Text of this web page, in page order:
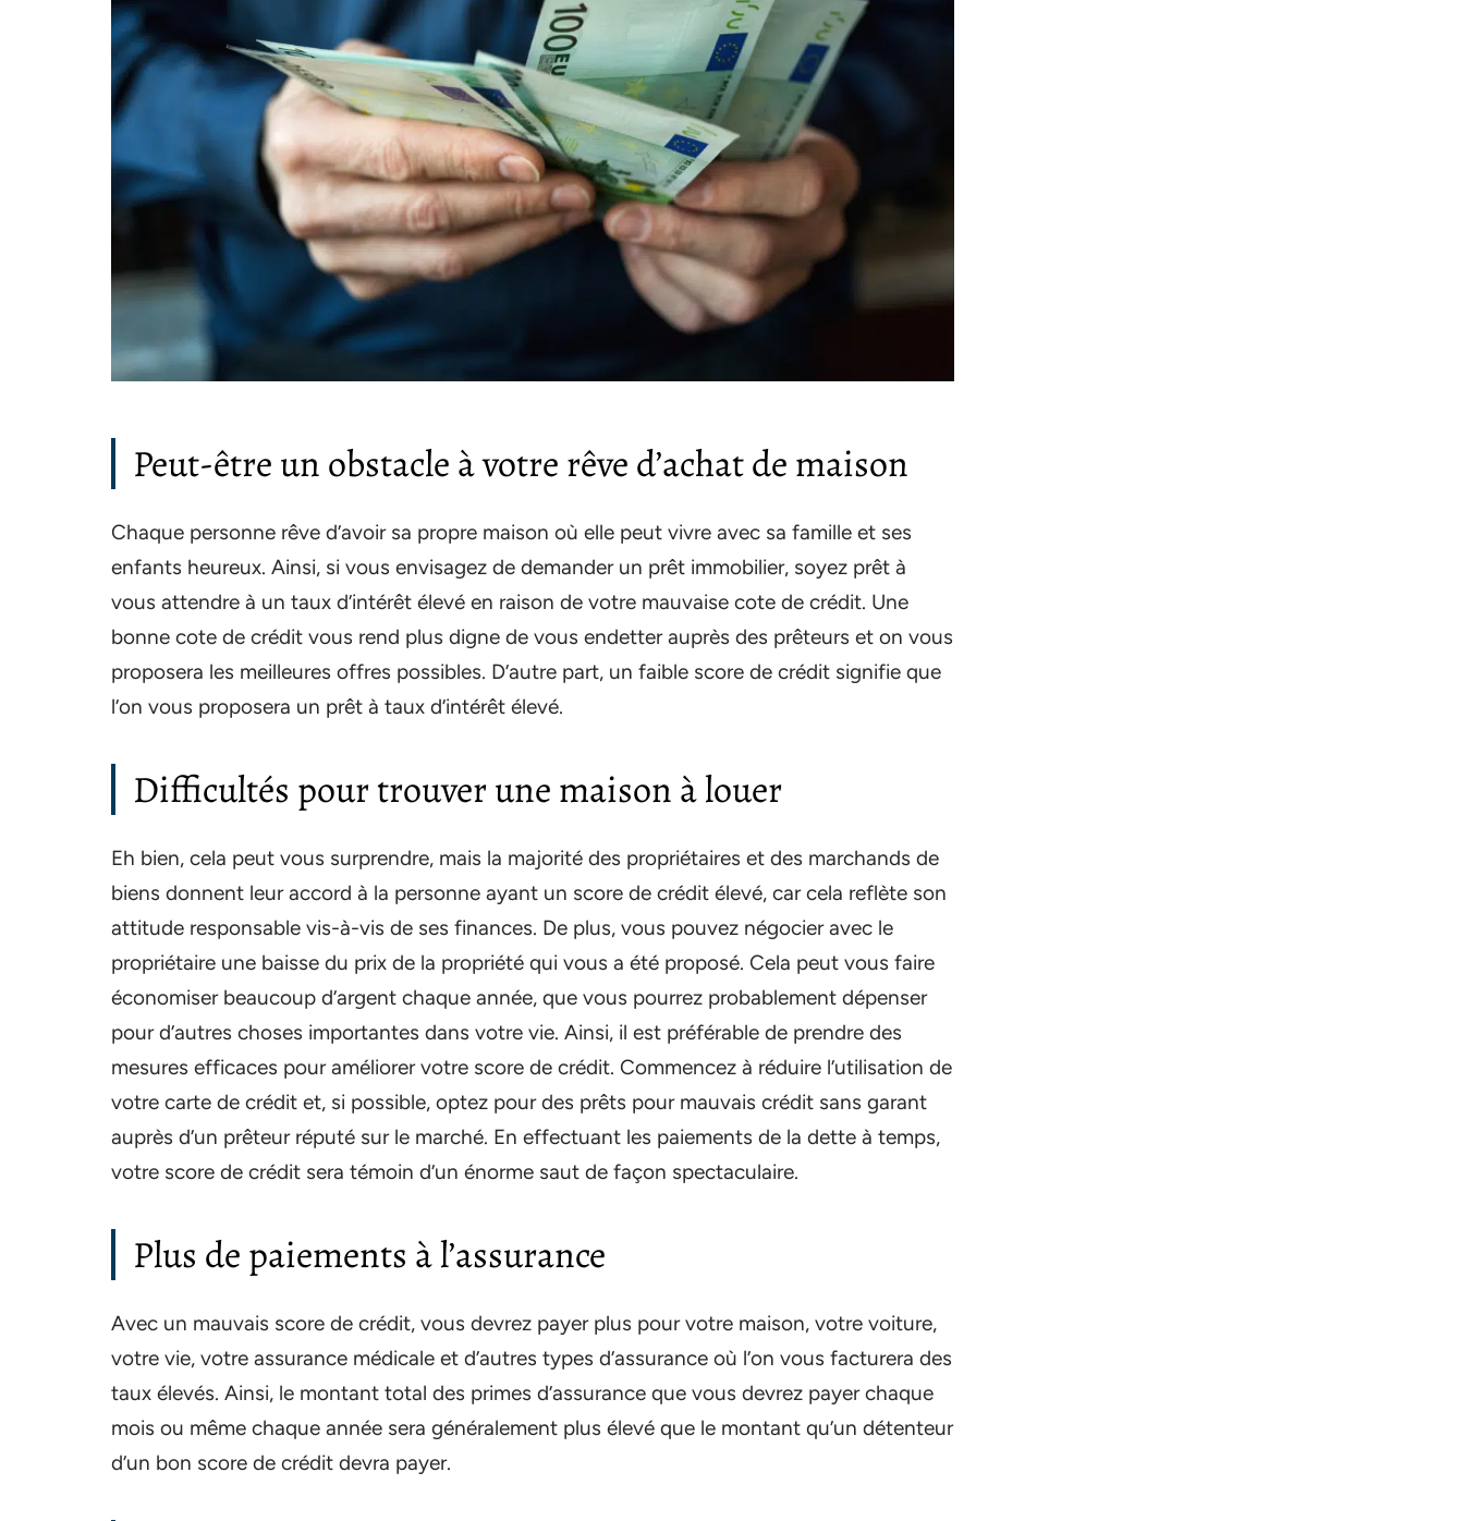
Peut-être un obstacle à votre rêve d’achat de maison
Chaque personne rêve d’avoir sa propre maison où elle peut vivre avec sa famille et ses
enfants heureux. Ainsi, si vous envisagez de demander un prêt immobilier, soyez prêt à
vous attendre à un taux d’intérêt élevé en raison de votre mauvaise cote de crédit. Une
bonne cote de crédit vous rend plus digne de vous endetter auprès des prêteurs et on vous
proposera les meilleures offres possibles. D’autre part, un faible score de crédit signifie que
l’on vous proposera un prêt à taux d’intérêt élevé.
Difficultés pour trouver une maison à louer
Eh bien, cela peut vous surprendre, mais la majorité des propriétaires et des marchands de
biens donnent leur accord à la personne ayant un score de crédit élevé, car cela reflète son
attitude responsable vis-à-vis de ses finances. De plus, vous pouvez négocier avec le
propriétaire une baisse du prix de la propriété qui vous a été proposé. Cela peut vous faire
économiser beaucoup d’argent chaque année, que vous pourrez probablement dépenser
pour d’autres choses importantes dans votre vie. Ainsi, il est préférable de prendre des
mesures efficaces pour améliorer votre score de crédit. Commencez à réduire l’utilisation de
votre carte de crédit et, si possible, optez pour des prêts pour mauvais crédit sans garant
auprès d’un prêteur réputé sur le marché. En effectuant les paiements de la dette à temps,
votre score de crédit sera témoin d’un énorme saut de façon spectaculaire.
Plus de paiements à l’assurance
Avec un mauvais score de crédit, vous devrez payer plus pour votre maison, votre voiture,
votre vie, votre assurance médicale et d’autres types d’assurance où l’on vous facturera des
taux élevés. Ainsi, le montant total des primes d’assurance que vous devrez payer chaque
mois ou même chaque année sera généralement plus élevé que le montant qu’un détenteur
d’un bon score de crédit devra payer.